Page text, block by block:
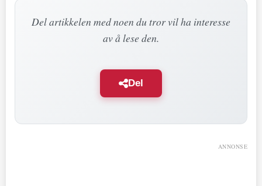
Del artikkelen med noen du tror vil ha interesse
av å lese den.
Del
ANNONSE